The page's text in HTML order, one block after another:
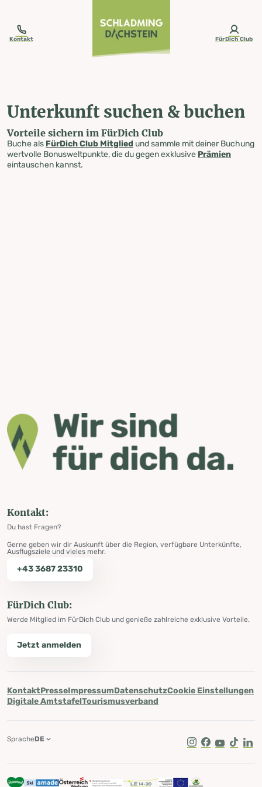
Kontakt FürDich Club
Unterkunft suchen & buchen
Vorteile sichern im FürDich Club
Buche als FürDich Club Mitglied und sammle mit deiner Buchung
wertvolle Bonusweltpunkte, die du gegen exklusive Prämien
eintauschen kannst.
Kontakt:
Du hast Fragen?
Gerne geben wir dir Auskunft über die Region, verfügbare Unterkünfte,
Ausflugsziele und vieles mehr.
+43 3687 23310
FürDich Club:
Werde Mitglied im FürDich Club und genieße zahlreiche exklusive Vorteile.
Jetzt anmelden
KontaktPresseImpressumDatenschutzCookie Einstellungen
Digitale AmtstafelTourismusverband
Instagram
Facebook
Youtube
Tik Tok
SpracheDE